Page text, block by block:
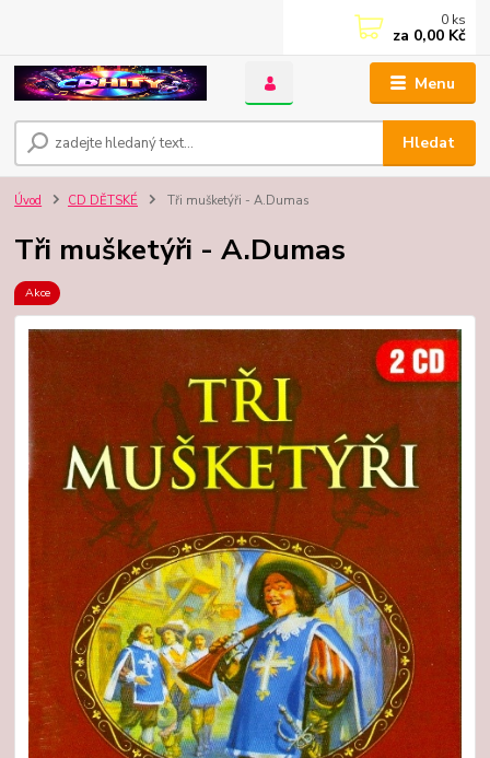
Menu
Hledat
0 ks
za 0,00 Kč
Úvod CD DĚTSKÉ Tři mušketýři - A.Dumas
Tři mušketýři - A.Dumas
Akce